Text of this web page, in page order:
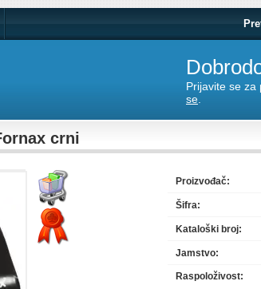
Prijavite se za
se
crni
Proizvođač:
Šifra:
Kataloški broj:
Jamstvo:
Raspoloživost: